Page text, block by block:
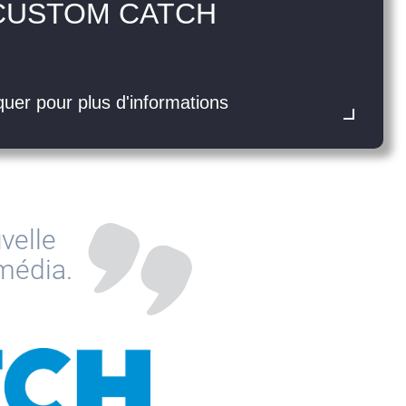
CATCH
pour plus d'informations